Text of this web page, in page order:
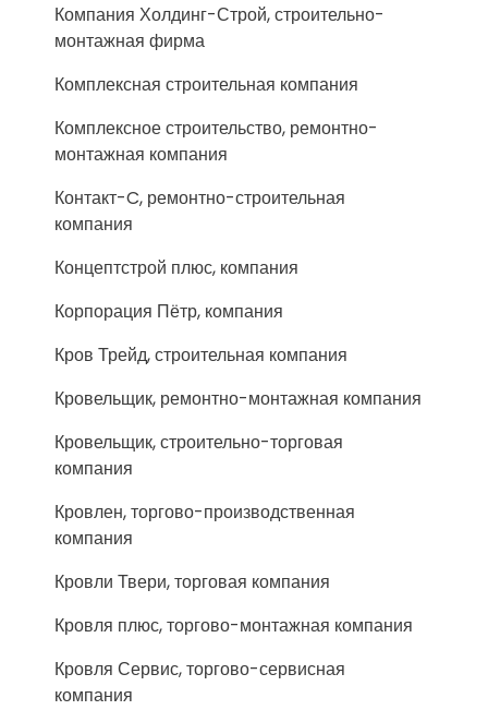
Компания Холдинг-Строй, строительно-
монтажная фирма
Комплексная строительная компания
Комплексное строительство, ремонтно-
монтажная компания
Контакт-C, ремонтно-строительная
компания
Концептстрой плюс, компания
Корпорация Пётр, компания
Кров Трейд, строительная компания
Кровельщик, ремонтно-монтажная компания
Кровельщик, строительно-торговая
компания
Кровлен, торгово-производственная
компания
Кровли Твери, торговая компания
Кровля плюс, торгово-монтажная компания
Кровля Сервис, торгово-сервисная
компания